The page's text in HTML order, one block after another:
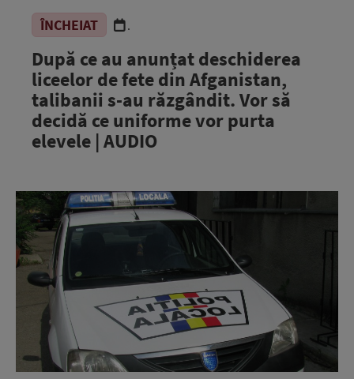
ÎNCHEIAT .
După ce au anunțat deschiderea
liceelor de fete din Afganistan,
talibanii s-au răzgândit. Vor să
decidă ce uniforme vor purta
elevele | AUDIO